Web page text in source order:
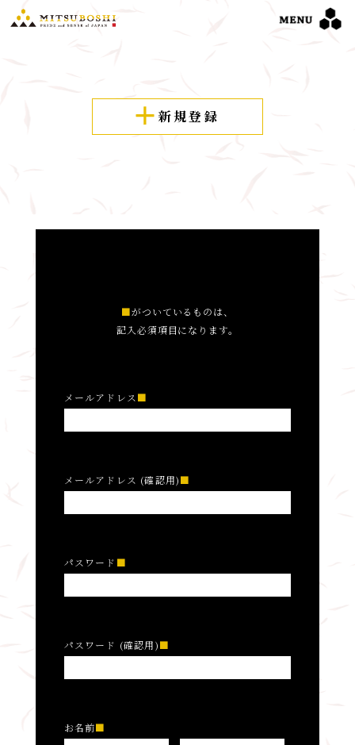
新規登録
■がついているものは、
記入必須項目になります。
メールアドレス
メールアドレス (確認用)
パスワード
パスワード (確認用)
お名前